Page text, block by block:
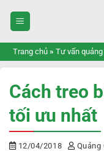
dungTrang chủ» Tư vấn
Cách treo
tối ưu nhất
12/04/2018 Quảng